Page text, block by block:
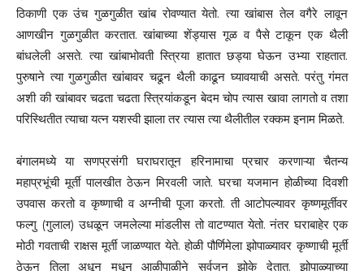
ठिकाणी एक उंच गुळगुळीत खांब रोवण्यात येतो. त्या खांबास तेल वगैरे लावून
आणखीन गुळगुळीत करतात. खांबाच्या शेंड्यास गूळ व पैसे टाकून एक थैली
बांधलेली असते. त्या खांबाभोवती स्त्रिया हातात छड्या घेऊन उभ्या राहतात.
पुरुषाने त्या गुळगुळीत खांबावर चढून थैली काढून घ्यावयाची असते. परंतु गंमत
अशी की खांबावर चढता चढता स्त्रियांकडून बेदम चोप त्यास खावा लागतो व तशा
परिस्थितीत त्याचा यत्न यशस्वी झाला तर त्यास त्या थैलीतील रक्कम इनाम मिळते.
बंगालमध्ये या सणप्रसंगी घराघरातून हरिनामाचा प्रचार करणाऱ्या चैतन्य
महाप्रभूंची मूर्ती पालखीत ठेऊन मिरवली जाते. घरचा यजमान होळीच्या दिवशी
उपवास करतो व कृष्णाची व अग्नीची पूजा करतो. ती आटोपल्यावर कृष्णमूर्तीवर
फल्गु (गुलाल) उधळून जमलेल्या मांडलीस तो वाटण्यात येतो. नंतर घराबाहेर एक
मोठी गवताची राक्षस मूर्ती जाळण्यात येते. होळी पौर्णिमेला झोपाळ्यावर कृष्णाची मूर्ती
ठेऊन तिला अधून मधून आळीपाळीने सर्वजन झोके देतात. झोपाळ्याच्या